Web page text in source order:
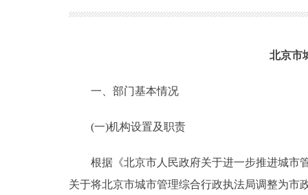
政务服务
北京市
一、部门基本情况
(一)机构设置及职责
根据《北京市人民政府关于进一步推进城市管
关于将北京市城市管理综合行政执法局调整为市